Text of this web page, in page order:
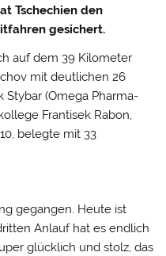
Tschechien den
gesichert.
auf dem 39 Kilometer
mit deutlichen 26
Stybar (Omega Pharma-
Frantisek Rabon,
belegte mit 33
gegangen. Heute ist
Anlauf hat es endlich
glücklich und stolz, das